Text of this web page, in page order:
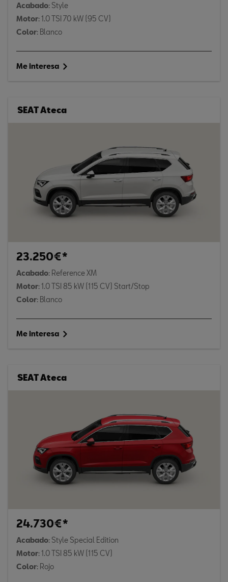
Acabado: Style
Motor: 1.0 TSI 70 kW (95 CV)
Color: Blanco
Me interesa
SEAT Ateca
23.250€*
Acabado: Reference XM
Motor: 1.0 TSI 85 kW (115 CV) Start/Stop
Color: Blanco
Me interesa
SEAT Ateca
24.730€*
Acabado: Style Special Edition
Motor: 1.0 TSI 85 kW (115 CV)
Color: Rojo